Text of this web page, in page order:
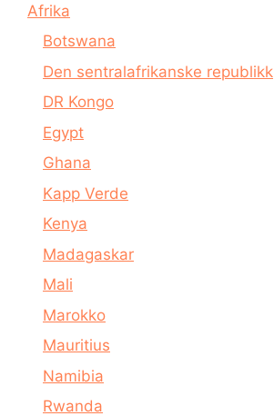
Afrika
Botswana
Den sentralafrikanske republikk
DR Kongo
Egypt
Ghana
Kapp Verde
Kenya
Madagaskar
Mali
Marokko
Mauritius
Namibia
Rwanda